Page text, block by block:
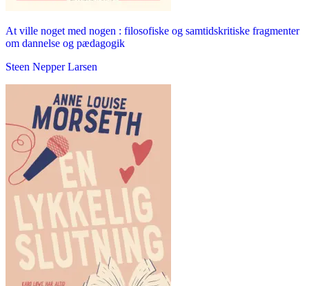
At ville noget med nogen : filosofiske og samtidskritiske fragmenter
om dannelse og pædagogik
Steen Nepper Larsen